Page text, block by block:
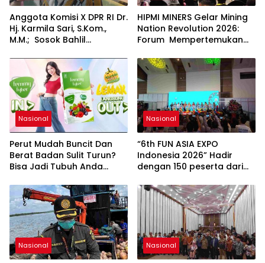
Anggota Komisi X DPR RI Dr.
Hj. Karmila Sari, S.Kom.,
M.M.; Sosok Bahlil
Sumber Inspirasi bagi
Generasi Muda, Pelaku
Usaha, Pemerintah,
maupun Pemangku
Kepentingan lainnya untuk
bersama-sama
Memberikan Kontribusi
bagi Pembangunan
Nasional.
HIPMI MINERS Gelar Mining
Nation Revolution 2026:
Forum Mempertemukan
Investor, Akademisi, dan
Pengusaha dalam
Mendukung Percepatan
Hilirisasi Nasional.
Nasional
Perut Mudah Buncit Dan
Berat Badan Sulit Turun?
Bisa Jadi Tubuh Anda
Nasional
“6th FUN ASIA EXPO
Indonesia 2026” Hadir
dengan 150 peserta dari
Industri Taman Rekreasi
dan Ekosistem Pariwisata
di Tanah Air
Nasional Nasional